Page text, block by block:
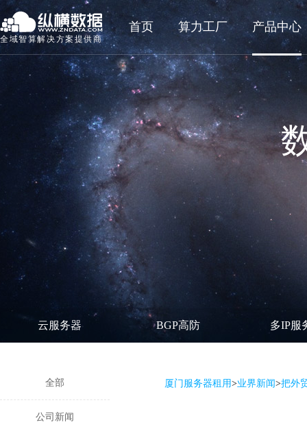
全域智算解决方案提供商
首页 算力工厂 产品中心
云服务器 BGP高防 多IP服
全部
公司新闻
厦门服务器租用>业界新闻>把外